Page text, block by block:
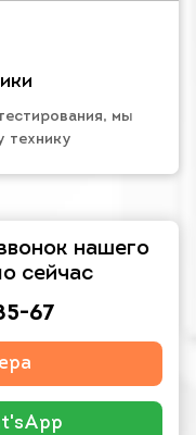
мы
технику
нашего
сейчас
67